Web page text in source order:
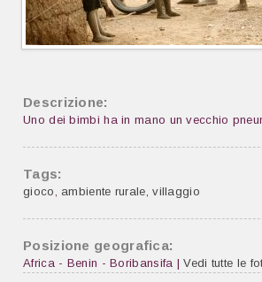
Descrizione:
Uno dei bimbi ha in mano un vecchio
Tags:
gioco, ambiente rurale,villaggio
Posizione geografica:
Africa - Benin - Boribansifa |Vedi tutte le